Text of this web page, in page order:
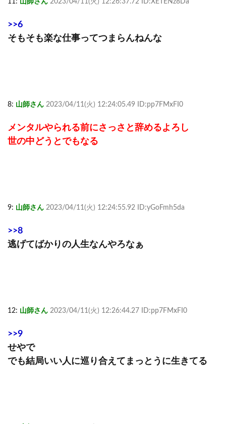
11: 山師さん 2023/04/11(火) 12:26:37.72 ID:XETENz8Da
>>6
そもそも楽な仕事ってつまらんねんな
8: 山師さん 2023/04/11(火) 12:24:05.49 ID:pp7FMxFI0
メンタルやられる前にさっさと辞めるよろし
世の中どうとでもなる
9: 山師さん 2023/04/11(火) 12:24:55.92 ID:yGoFmh5da
>>8
逃げてばかりの人生なんやろなぁ
12: 山師さん 2023/04/11(火) 12:26:44.27 ID:pp7FMxFI0
>>9
せやで
でも結局いい人に巡り合えてまっとうに生きてる